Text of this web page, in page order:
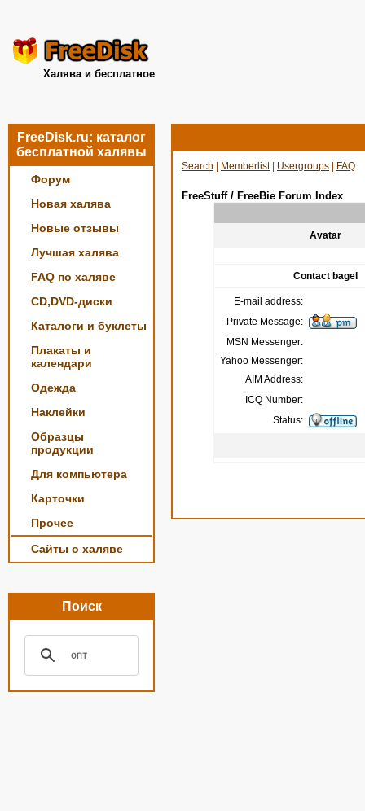
Халява и бесплатное
FreeDisk.ru: каталог
бесплатной халявы
Форум
Новая халява
Новые отзывы
Лучшая халява
FAQ по халяве
CD,DVD-диски
Каталоги и буклеты
Плакаты и
календари
Одежда
Наклейки
Образцы
продукции
Для компьютера
Карточки
Прочее
Сайты о халяве
Поиск
Search Memberlist| Usergroups FAQ
FreeStuff / FreeBie Forum Index
Avatar
Contact bagel
E-mail address:
Private Message:
MSN Messenger:
Yahoo Messenger:
AIM Address:
ICQ Number:
Status: